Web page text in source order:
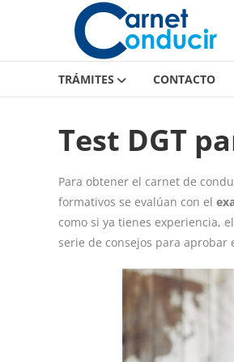
Carnet
de
conducir
Carnet
conducir
TRÁMITES CONTACTO
Test DGT
Para obtener el carnet de
formativos se evalúan con el
como si ya tienes experiencia, el
serie de consejos para aprobar